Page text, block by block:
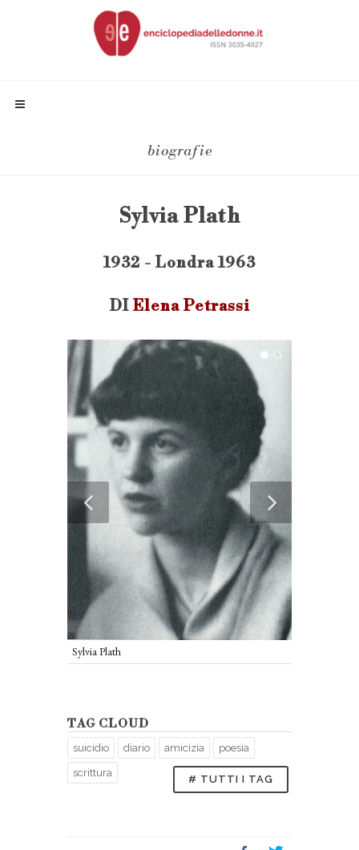
biografie
Sylvia Plath
1932 - Londra 1963
DI Elena Petrassi
Sylvia Plath
TAG CLOUD
suicidio diario amicizia poesia
scrittura
# TUTTI I TAG